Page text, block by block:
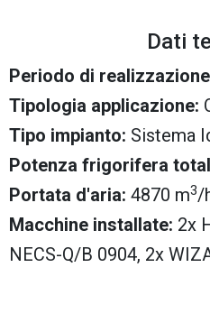
Dati
Periodo di
Tipologia applicazione:
Tipo impianto: Sistema
Potenza frigorifera
Portata d'aria: 4870 m3/
Macchine installate: 2x
NECS-Q/B 0904, 2x